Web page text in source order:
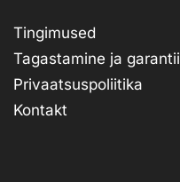
Tingimused
Tagastamine ja garantii
Privaatsuspoliitika
Kontakt